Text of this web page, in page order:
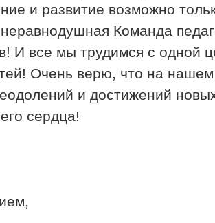
и развитие возможно
Команда
И все мы трудимся с одной
Очень верю, что на
и достижений
сердца!